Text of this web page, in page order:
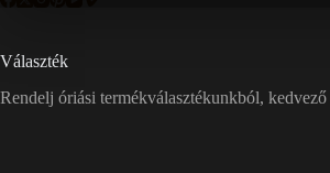
Választék
Rendelj óriási termékválasztékunkból, kedvező